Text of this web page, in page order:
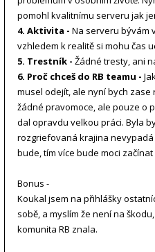
pomohl kvalitnímu serveru jak
4. Aktivita - Na serveru bývám
vzhledem k realitě si mohu čas
5. Trestník - Žádné tresty, ani
6. Proč chceš do RB teamu -
musel odejít, ale nyní bych zase
žádné pravomoce, ale pouze o
dal opravdu velkou práci. Byla
rozgriefovaná krajina nevypadá
bude, tím více bude moci
Bonus -
Koukal jsem na přihlášky
sobě, a myslím že není na
komunita RB znala.